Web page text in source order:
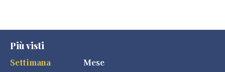
Più visti
Settimana
Mese